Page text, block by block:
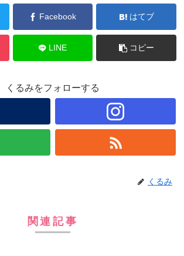
Facebook はてブ
LINE コピー
くるみをフォローする
くるみ
関連記事